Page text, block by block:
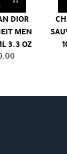
DIOR
MEN
3.3 OZ